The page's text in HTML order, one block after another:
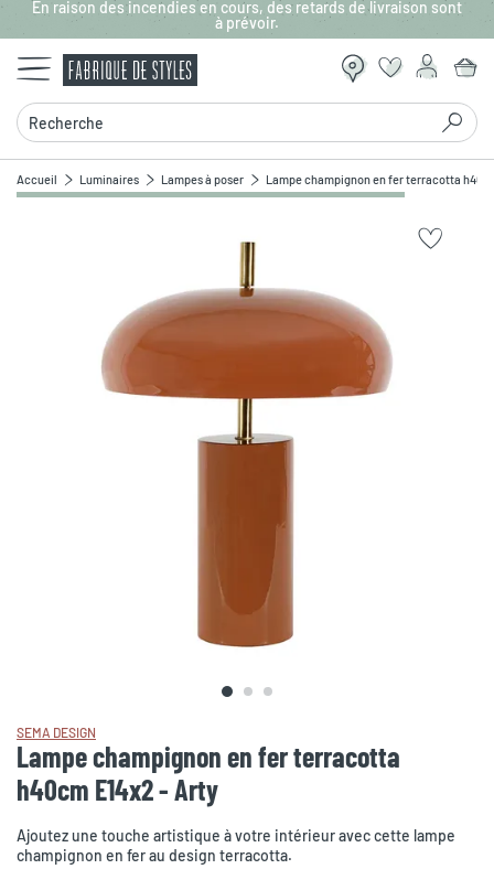
Aller au contenu principal
En raison des incendies en cours, des retards de livraison sont
à prévoir.
Recherche
Accueil Luminaires Lampes à poser Lampe champignon en fer terracotta
SEMA DESIGN
Lampe champignon en fer terracotta
h40cm E14x2 - Arty
Ajoutez une touche artistique à votre intérieur avec cette lampe
champignon en fer au design terracotta.